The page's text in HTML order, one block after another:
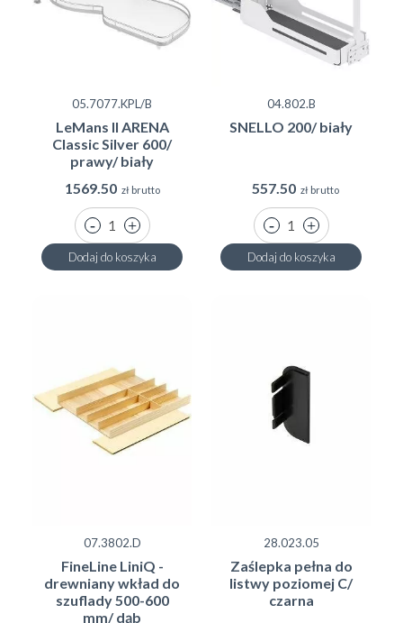
05.7077.KPL/B
LeMans II ARENA
Classic Silver 600/
prawy/ biały
1569.50 zł brutto
Dodaj do koszyka
04.802.B
SNELLO 200/ biały
557.50 zł brutto
Dodaj do koszyka
07.3802.D
FineLine LiniQ -
drewniany wkład do
szuflady 500-600
mm/ dąb
28.023.05
Zaślepka pełna do
listwy poziomej C/
czarna